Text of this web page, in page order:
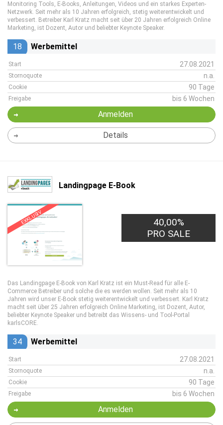
Monitoring Tools, E-Books, Anleitungen, Videos und ein starkes Experten-
Netzwerk. Seit mehr als 10 Jahren erfolgreich, stetig weiterentwickelt und
verbessert. Betreiber Karl Kratz macht seit über 20 Jahren erfolgreich Online
Marketing, ist Dozent, Autor und beliebter Keynote Speaker.
18 Werbemittel
Start 27.08.2021
Stornoquote n.a.
Cookie 90 Tage
Freigabe bis 6 Wochen
Anmelden
Details
Landingpage E-Book
EXKLUSIV
40,00%
PRO SALE
Das Landingpage E-Book von Karl Kratz ist ein Must-Read für alle E-
Commerce Betreiber und solche die es werden wollen. Seit mehr als 10
Jahren wird unser E-Book stetig weiterentwickelt und verbessert. Karl Kratz
macht seit über 25 Jahren erfolgreich Online Marketing, ist Dozent, Autor,
beliebter Keynote Speaker und betreibt das Wissens- und Tool-Portal
karlsCORE.
34 Werbemittel
Start 27.08.2021
Stornoquote n.a.
Cookie 90 Tage
Freigabe bis 6 Wochen
Anmelden